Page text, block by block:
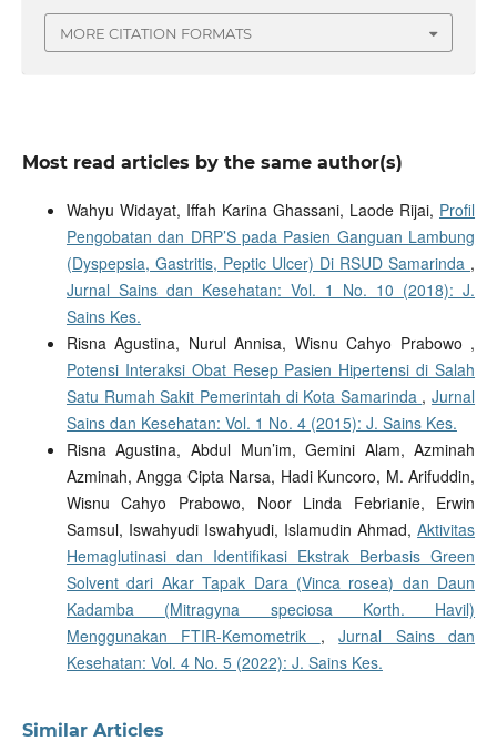
MORE CITATION FORMATS
Most read articles by the same author(s)
Wahyu Widayat, Iffah Karina Ghassani, Laode Rijai, Profil
Pengobatan dan DRP’S pada Pasien Ganguan Lambung
(Dyspepsia, Gastritis, Peptic Ulcer) Di RSUD Samarinda ,
Jurnal Sains dan Kesehatan: Vol. 1 No. 10 (2018): J.
Sains Kes.
Risna Agustina, Nurul Annisa, Wisnu Cahyo Prabowo ,
Potensi Interaksi Obat Resep Pasien Hipertensi di Salah
Satu Rumah Sakit Pemerintah di Kota Samarinda ,Jurnal
Sains dan Kesehatan: Vol. 1 No. 4 (2015): J. Sains Kes.
Risna Agustina, Abdul Mun’im, Gemini Alam, Azminah
Azminah, Angga Cipta Narsa, Hadi Kuncoro, M. Arifuddin,
Wisnu Cahyo Prabowo, Noor Linda Febrianie, Erwin
Samsul, Iswahyudi Iswahyudi, Islamudin Ahmad,Aktivitas
Hemaglutinasi dan Identifikasi Ekstrak Berbasis Green
Solvent dari Akar Tapak Dara (Vinca rosea) dan Daun
Kadamba (Mitragyna speciosa Korth. Havil)
Menggunakan FTIR-Kemometrik ,Jurnal Sains dan
Kesehatan: Vol. 4 No. 5 (2022): J. Sains Kes.
Similar Articles